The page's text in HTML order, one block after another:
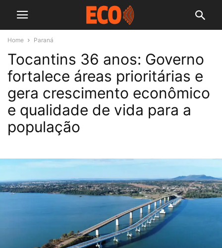
Home Paraná
Tocantins 36 anos: Governo
fortalece áreas prioritárias e
gera crescimento econômico
e qualidade de vida para a
população